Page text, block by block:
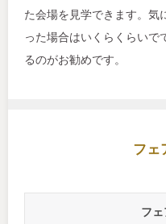
た会場を見学できます。気
った場合はいくらくらいで
るのがお勧めです。
フェ
フ